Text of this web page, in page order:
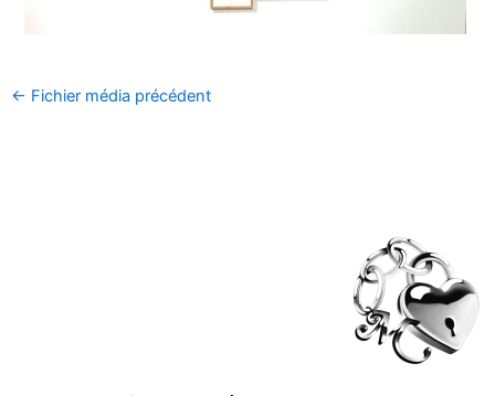
← Fichier média précédent